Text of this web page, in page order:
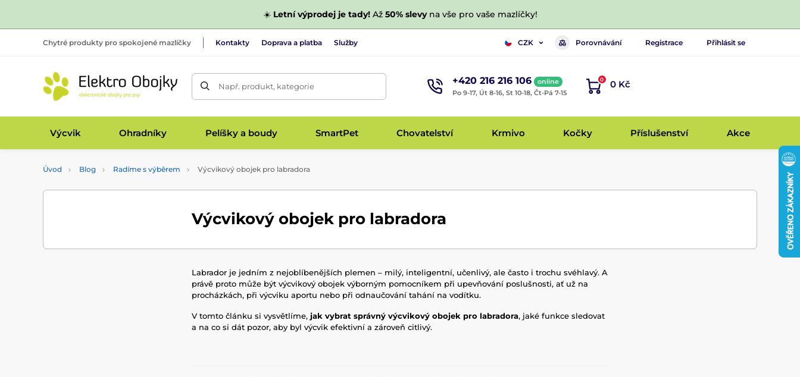
☀️ Letní výprodej je tady!Až 50% slevyna vše pro vaše mazlíčky!
Chytré produkty pro spokojené mazlíčky Kontakty Doprava a platba Služby CZK Porovnávání Registrace Přihlásit se
Např. produkt, kategorie +420 216 216 106
online
Po 9-17, Út 8-16, St 10-18, Čt-Pá 7-15
0 0 Kč
Výcvik Ohradníky Pelíšky a boudy SmartPet Chovatelství Krmivo Kočky Příslušenství Akce
Úvod Blog Radíme s výběrem Výcvikový obojek pro labradora
Výcvikový obojek pro labradora
Labrador je jedním z nejoblíbenějších plemen – milý, inteligentní, učenlivý, ale často i trochu svéhlavý. A
právě proto může být výcvikový obojek výborným pomocníkem při upevňování poslušnosti, ať už na
procházkách, při výcviku aportu nebo při odnaučování tahání na vodítku.
V tomto článku si vysvětlíme, jak vybrat správný výcvikový obojek pro labradora, jaké funkce sledovat
a na co si dát pozor, aby byl výcvik efektivní a zároveň citlivý.